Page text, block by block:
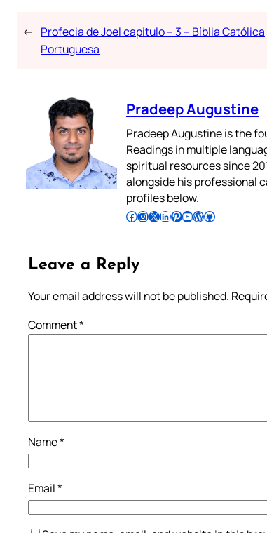
← Profecia de Joel capitulo – 3 – Bíblia Católica
Portuguesa
Pradeep Augustine
Pradeep Augustine is the
Readings in multiple
spiritual resources since
alongside his professional
profiles below.
Follow Pradeep on Facebook Follow Pradeep on InstagramFollow Pradeep on X Follow Pradeep on LinkedIn Follow Pradeep on Pinterest Subscribe to Pradeep’s Youtube Channel Follow Pradeep on WordPress Follow Pradeep on GitHub
Leave a Reply
Your email address will not be published.
Comment*
Name*
Email*